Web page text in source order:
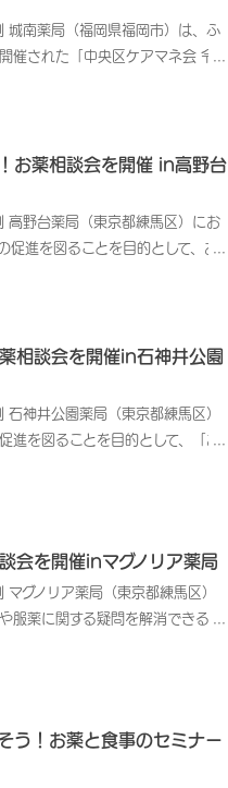
した。また、ご希望の方には、
調剤の青汁PREMIUM」や「日本
した。イベント後、ご参加者から
いるので、現状が把握できてよか
皆さまへお薬や健康管理に関する
ます。【イベント概要】開 催 日
金）午前9時～午後5時会 場：
成測定、管理栄養士によるアドバ
飲（日本調剤の青汁PREMIUM、
、生活習慣病のリスクを高める可
用してご家庭の味付けを見直した
っしゃることが分かりました。今
ただける塩分計を使用し、塩分濃
参加者からは、「便利ですね」
、自分で作っていると塩分が少な
」といったお声が寄せられまし
南薬局（福岡県福岡市）は、ふ
催された「中央区ケアマネ会 令和
して参画し、体組成測定および
場を支える専門職の皆さまとの連
す。薬局のリソースを活用し、
の健康増進に寄与することを目指
区の介護を支えるケアマネジャ
め、測定ブースを会場に設置しま
を詳しく確認できる「体組成測
年齢測定」を実施しました。測定
渡しし、管理栄養士や薬剤師が数
を実施しました。ケアマネジャー
会となりました。日本調剤では、
4月14日（火）午後2時～午後4
定・健康相談、結果説明参加人
お薬相談会を開催 in高野台
野台薬局（東京都練馬区）にお
進を図ることを目的として、お
剤では、地域社会に貢献する医療
積極的に参画して、健康に関する
は日頃からお薬に関するご相談を
、日常的に使用する市販薬（OTC
関する不安を解消し、QOL（生活
ました。薬剤師が一つひとつのお
に問題がないこと、また、継続し
寧に説明。ご家族の服薬管理にお
を続けられる」と喜ばれました。
複したり、薬の効果に影響を与え
分を細かくチェックし、安全に使
相談会を開催in石神井公園
神井公園薬局（東京都練馬区）
進を図ることを目的として、「お
調剤では、地域社会に貢献する医
ベントは、薬に関する幅広い疑問
別にご相談に応じる形で実施いた
院から処方された薬の併用チェッ
るが、今回も使えるか」といった
んでくれない」「シロップ薬を吐
らのご相談も多数ありました。こ
例：少量のプリン、アイスな
会を開催inマグノリア薬局
グノリア薬局（東京都練馬区）
服薬に関する疑問を解消できるよ
た。日本調剤では、地域社会に貢
す。薬局では日頃からお薬に関す
医療機関からお薬をもらっている
う！お薬と食事のセミナー